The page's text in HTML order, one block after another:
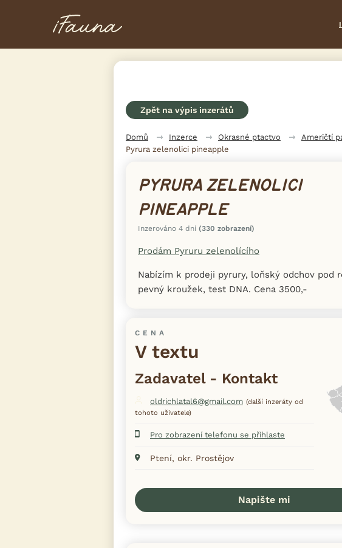
Zpět na výpis inzerátů
Domů Inzerce Okrasné ptactvo
Američtí
Pyrura zelenolici pineapple
PYRURA ZELENOLICI
PINEAPPLE
Inzerováno 4 dní (330 zobrazení)
Prodám Pyruru zelenolícího
Nabízím k prodeji pyrury, loňský odchov pod
pevný kroužek, test DNA. Cena 3500,-
CENA
V textu
Zadavatel - Kontakt
oldrichlatal6@gmail.com (další inzeráty od
tohoto uživatele)
Pro zobrazení telefonu se přihlaste
Ptení, okr. Prostějov
Napište mi